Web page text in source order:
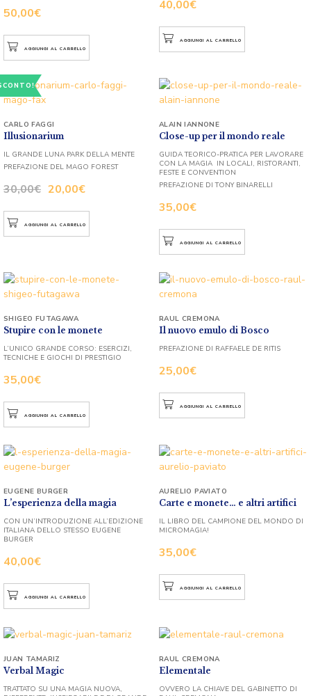
50,00€
AGGIUNGI AL CARRELLO
40,00€
AGGIUNGI AL CARRELLO
Illusionarium
30,00€ 20,00€
CARLO FAGGI
IL GRANDE LUNA PARK DELLA MENTE
PREFAZIONE DEL MAGO FOREST
AGGIUNGI AL CARRELLO
Close-up per il mondo reale
35,00€
ALAIN IANNONE
GUIDA TEORICO-PRATICA PER LAVORARE
CON LA MAGIA IN LOCALI, RISTORANTI,
FESTE E CONVENTION
PREFAZIONE DI TONY BINARELLI
AGGIUNGI AL CARRELLO
Stupire con le monete
35,00€
SHIGEO FUTAGAWA
L’UNICO GRANDE CORSO: ESERCIZI,
TECNICHE E GIOCHI DI PRESTIGIO
AGGIUNGI AL CARRELLO
Il nuovo emulo di Bosco
25,00€
RAUL CREMONA
PREFAZIONE DI RAFFAELE DE RITIS
AGGIUNGI AL CARRELLO
L’esperienza della magia
40,00€
EUGENE BURGER
CON UN’INTRODUZIONE ALL’EDIZIONE
ITALIANA DELLO STESSO EUGENE
BURGER
AGGIUNGI AL CARRELLO
Carte e monete… e altri artifici
35,00€
AURELIO PAVIATO
IL LIBRO DEL CAMPIONE DEL MONDO DI
MICROMAGIA!
AGGIUNGI AL CARRELLO
Verbal Magic
JUAN TAMARIZ
TRATTATO SU UNA MAGIA NUOVA,
Elementale
RAUL CREMONA
OVVERO LA CHIAVE DEL GABINETTO DI